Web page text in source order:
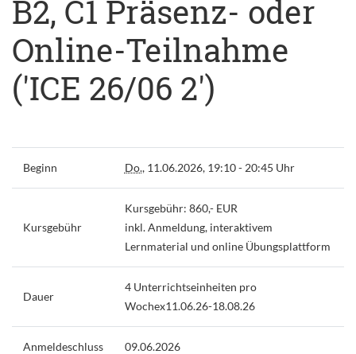
B2, C1 Präsenz- oder
Online-Teilnahme
('ICE 26/06 2')
Beginn Do., 11.06.2026, 19:10 - 20:45 Uhr
Kursgebühr
Kursgebühr: 860,- EUR
inkl. Anmeldung, interaktivem
Lernmaterial und online Übungsplattform
Dauer
4 Unterrichtseinheiten pro
Wochex11.06.26-18.08.26
Anmeldeschluss 09.06.2026